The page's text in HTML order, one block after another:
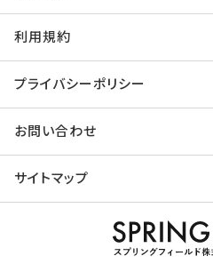
利用規約
プライバシーポリシー
お問い合わせ
サイトマップ